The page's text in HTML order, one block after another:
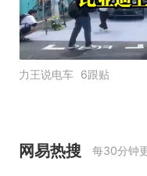
力王说电车 6跟贴
网易热搜 每30分钟